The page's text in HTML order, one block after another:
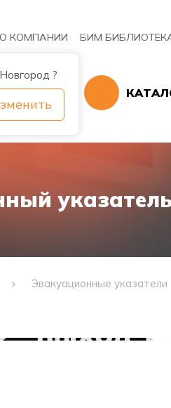
?
О КОМПАНИИ БИМ
Эвакуационные указатели